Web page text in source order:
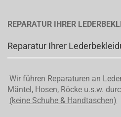
REPARATUR IHRER
Reparatur Ihrer
Wir führen Reparaturen an
Mäntel, Hosen, Röcke u.s.w.
(keine Schuhe & Handtaschen)